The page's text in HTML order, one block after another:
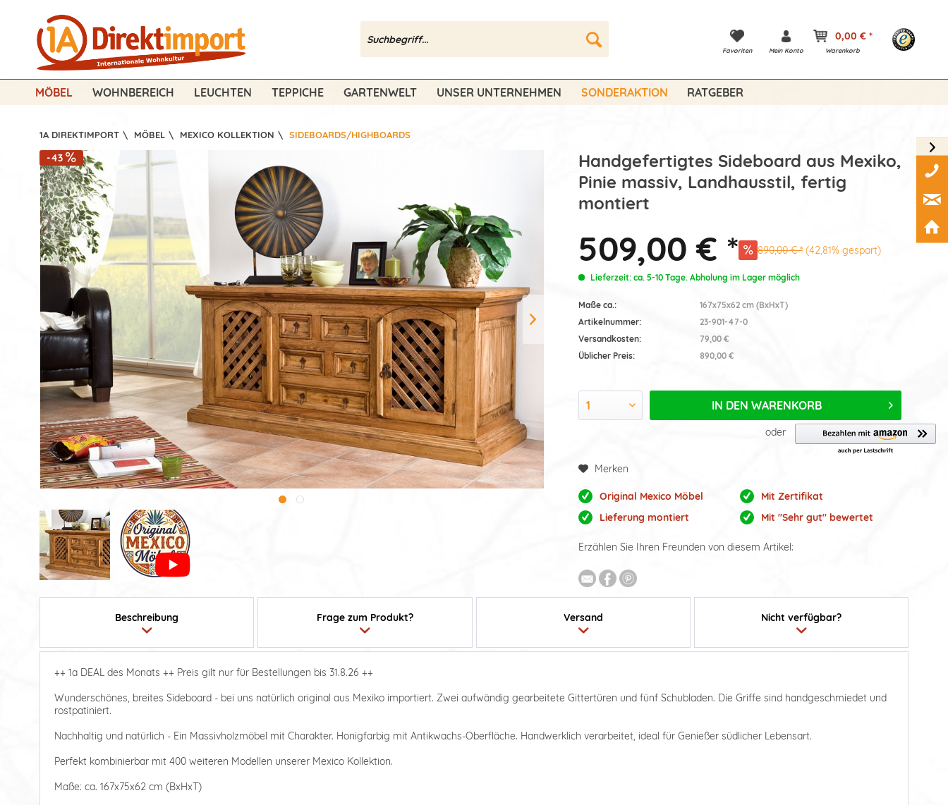
Favoriten Mein Konto
0,00 € *
Warenkorb
MÖBEL WOHNBEREICH LEUCHTEN TEPPICHE GARTENWELT UNSER UNTERNEHMEN SONDERAKTION RATGEBER
1A DIREKTIMPORT \ MÖBEL \ MEXICO KOLLEKTION \ SIDEBOARDS/HIGHBOARDS
-43
Handgefertigtes Sideboard aus Mexiko,
Pinie massiv, Landhausstil, fertig
montiert
509,00 € * 890,00 € * (42,81% gespart)
Lieferzeit: ca. 5-10 Tage. Abholung im Lager möglich
Maße ca.:
167x75x62 cm (BxHxT)
Artikelnummer:
23-901-47-0
Versandkosten:
79,00 €
Üblicher Preis:
890,00 €
IN DEN WARENKORB
oder
Merken
Original Mexico Möbel
Mit Zertifikat
Lieferung montiert
Mit "Sehr gut" bewertet
Erzählen Sie Ihren Freunden von diesem Artikel:
Beschreibung Frage zum Produkt? Versand Nicht verfügbar?
++ 1a DEAL des Monats ++ Preis gilt nur für Bestellungen bis 31.8.26 ++
Wunderschönes, breites Sideboard - bei uns natürlich original aus Mexiko importiert. Zwei aufwändig gearbeitete Gittertüren und fünf Schubladen. Die Griffe sind handgeschmiedet und
rostpatiniert.
Nachhaltig und natürlich - Ein Massivholzmöbel mit Charakter. Honigfarbig mit Antikwachs-Oberfläche. Handwerklich verarbeitet, ideal für Genießer südlicher Lebensart.
Perfekt kombinierbar mit 400 weiteren Modellen unserer Mexico Kollektion.
Maße: ca. 167x75x62 cm (BxHxT)